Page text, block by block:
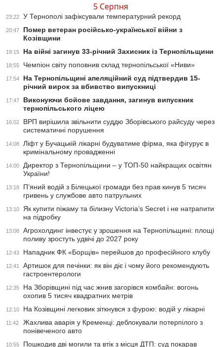
5 Серпня
23:22 У Тернополі зафіксували температурний рекорд
20:47
Помер ветеран російсько-української війни з
Козівщини
19:15 На війні загинув 33-річний Захисник із Тернопільщини
18:55 Чемпіон світу поповнив склад тернопільської «Ниви»
17:54
На Тернопільщині апеляційний суд підтвердив 15-
річний вирок за вбивство випускниці
17:47
Виконуючи бойове завдання, загинув випускник
тернопільського ліцею
16:02
ВРП вирішила звільнити суддю Зборівського райсуду через
систематичні порушення
14:08
Ліфт у Бучацькій лікарні будуватиме фірма, яка фігурує в
кримінальному провадженні
14:00
Директор з Тернопільщини – у ТОП-50 найкращих освітян
України!
13:18
П’яний водій з Білецької громади без прав кинув 5 тисяч
гривень у службове авто патрульних
13:10
Як купити піжаму та білизну Victoria’s Secret і не натрапити
на підробку
13:08
Агрохолдинг інвестує у зрошення на Тернопільщині: площі
поливу зростуть удвічі до 2027 року
12:43 Нападник ФК «Борщів» перейшов до професійного клубу
12:41
Артишок для печінки: як він діє і чому його рекомендують
гастроентерологи
12:35
На Зборівщині під час жнив загорівся комбайн: вогонь
охопив 5 тисяч квадратних метрів
12:10 На Козівщині легковик зіткнувся з фурою: водій у лікарні
11:42
Жахлива аварія у Кременці: деблокували потерпілого з
понівеченого авто
10:55
Пошкодив дві могили та втік з місця ДТП: суд покарав